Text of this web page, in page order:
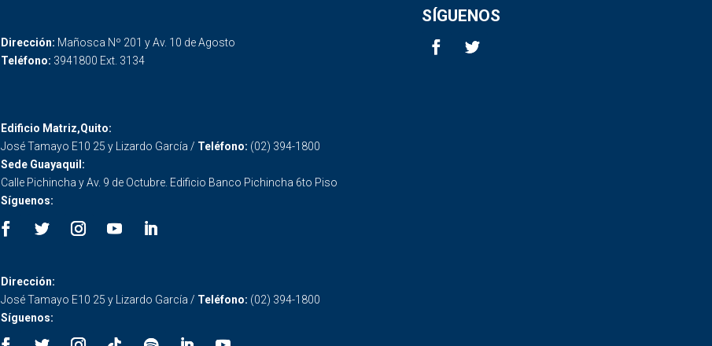
Dirección: Mañosca Nº 201 y Av. 10 de Agosto
Teléfono: 3941800 Ext. 3134
SÍGUENOS
Edificio Matriz,Quito:
José Tamayo E10 25 y Lizardo García / Teléfono: (02) 394-1800
Sede Guayaquil:
Calle Pichincha y Av. 9 de Octubre. Edificio Banco Pichincha 6to Piso
Síguenos:
Dirección:
José Tamayo E10 25 y Lizardo García / Teléfono: (02) 394-1800
Síguenos: